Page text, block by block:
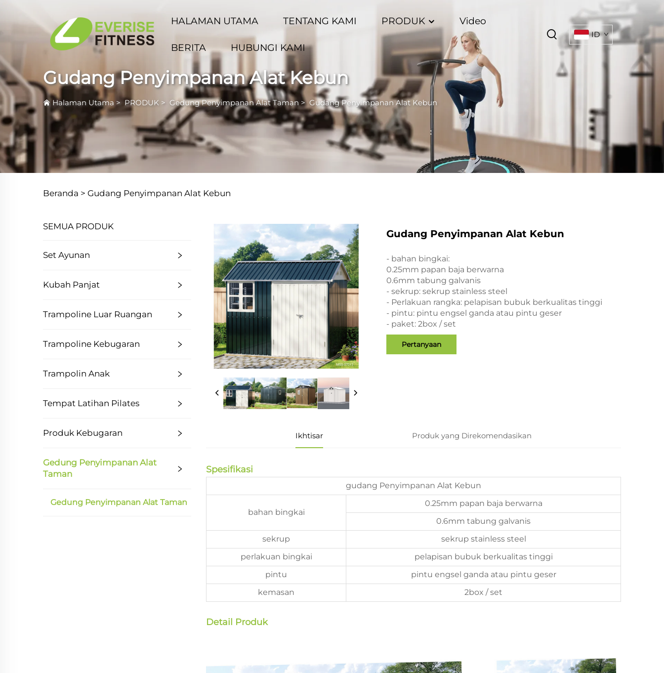
HALAMAN UTAMA TENTANG KAMI PRODUK Video
BERITA HUBUNGI KAMI
ID
Gudang Penyimpanan Alat Kebun
Halaman Utama > PRODUK > Gedung Penyimpanan Alat Taman > Gudang Penyimpanan Alat Kebun
Beranda > Gudang Penyimpanan Alat Kebun
SEMUA PRODUK
Set Ayunan
Kubah Panjat
Trampoline Luar Ruangan
Trampoline Kebugaran
Trampolin Anak
Tempat Latihan Pilates
Produk Kebugaran
Gedung Penyimpanan Alat
Taman
Gedung Penyimpanan Alat Taman
Gudang Penyimpanan Alat Kebun
- bahan bingkai:
0.25mm papan baja berwarna
0.6mm tabung galvanis
- sekrup: sekrup stainless steel
- Perlakuan rangka: pelapisan bubuk berkualitas tinggi
- pintu: pintu engsel ganda atau pintu geser
- paket: 2box / set
Pertanyaan
Ikhtisar Produk yang Direkomendasikan
Spesifikasi
gudang Penyimpanan Alat Kebun
bahan bingkai
0.25mm papan baja berwarna
0.6mm tabung galvanis
sekrup
sekrup stainless steel
perlakuan bingkai
pelapisan bubuk berkualitas tinggi
pintu
pintu engsel ganda atau pintu geser
kemasan
2box / set
Detail Produk